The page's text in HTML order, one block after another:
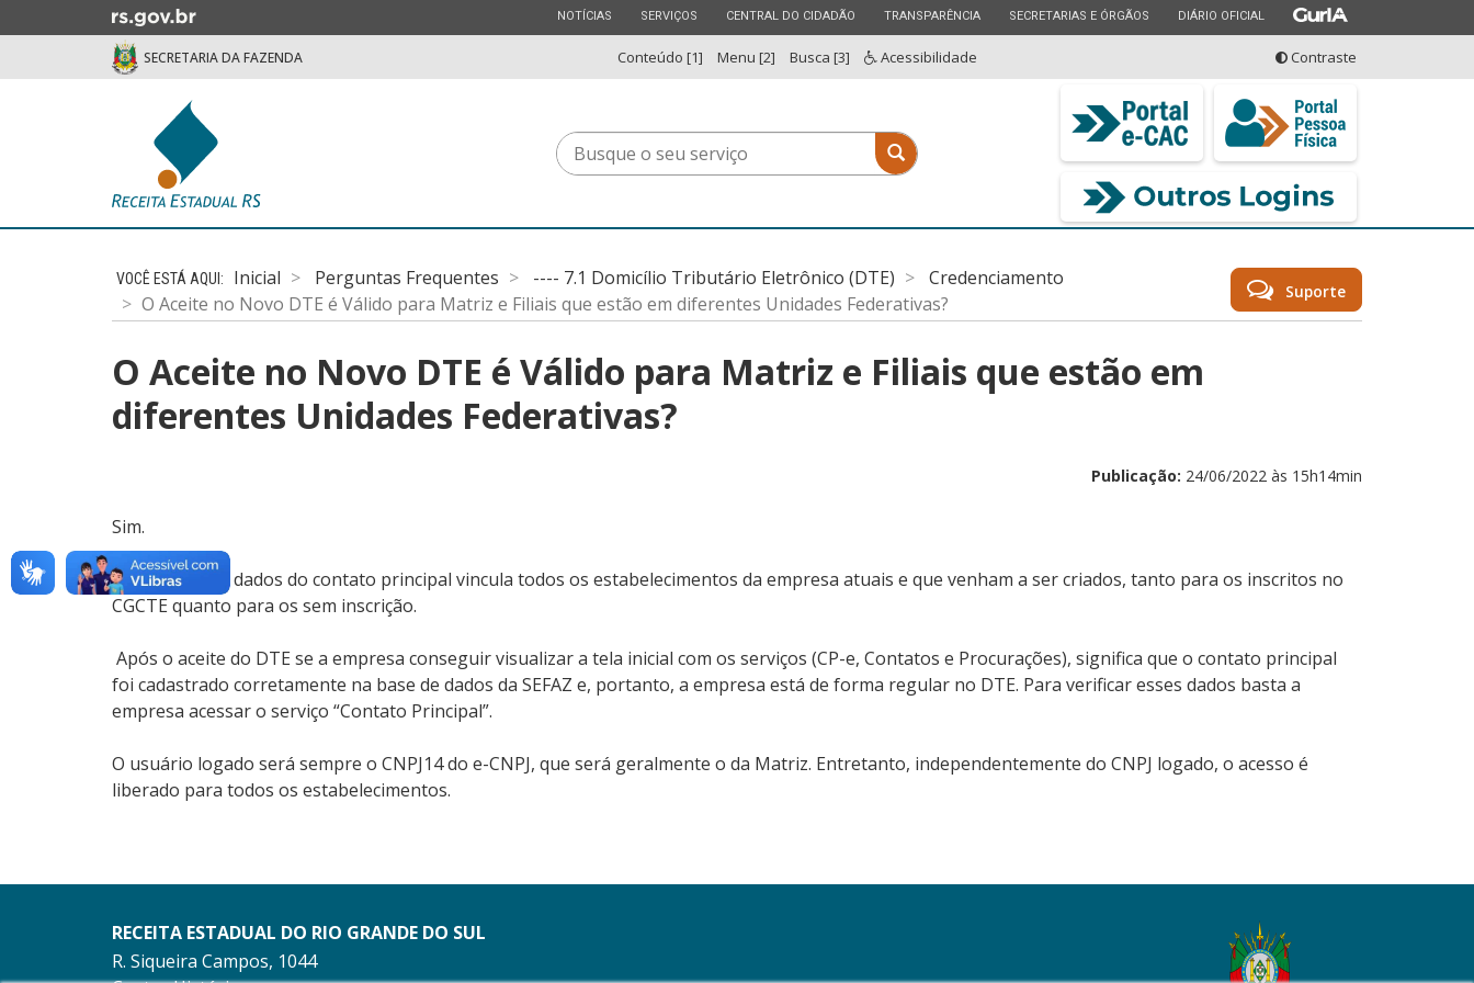
para
Ir
ESTADO
NOTÍCIAS ESTADO
SERVIÇOS ESTADO
CENTRAL DO CIDADÃO ESTADO
TRANSPARÊNCIA ESTADO
SECRETARIAS E ÓRGÃOS ESTADO
DIÁRIO OFICIAL ESTADO
SECRETARIA DA FAZENDA Conteúdo [1] Menu [2] Busca [3] Acessibilidade Contraste
Busque
o
serviço
Busque o seu serviço
Inicial Perguntas Frequentes ---- 7.1 Domicílio Tributário Eletrônico (DTE)
Credenciamento
O Aceite no Novo DTE é Válido para Matriz e Filiais que estão em diferentes Unidades Federativas?
Suporte
O Aceite no Novo DTE é Válido para Matriz e Filiais que estão em
diferentes Unidades Federativas?
Publicação: 24/06/2022 às 15h14min
Sim.
A inclusão dos dados do contato principal vincula todos os estabelecimentos da empresa atuais e que venham a ser criados, tanto para os inscritos no
CGCTE quanto para os sem inscrição.
Após o aceite do DTE se a empresa conseguir visualizar a tela inicial com os serviços (CP-e, Contatos e Procurações), significa que o contato principal
foi cadastrado corretamente na base de dados da SEFAZ e, portanto, a empresa está de forma regular no DTE. Para verificar esses dados basta a
empresa acessar o serviço “Contato Principal”.
O usuário logado será sempre o CNPJ14 do e-CNPJ, que será geralmente o da Matriz. Entretanto, independentemente do CNPJ logado, o acesso é
liberado para todos os estabelecimentos.
RECEITA ESTADUAL DO RIO GRANDE DO SUL
R. Siqueira Campos, 1044